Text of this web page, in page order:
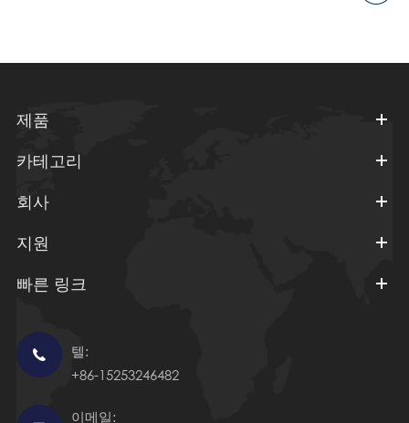
제품
카테고리
회사
지원
빠른 링크

텔:
+86-15253246482
이메일: